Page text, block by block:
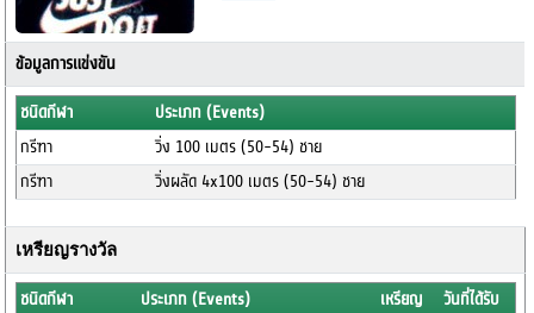
ข้อมูลการแข่งขัน
ชนิดกีฬา
ประเภท (Events)
กรีฑา
วิ่ง 100 เมตร (50-54) ชาย
กรีฑา
วิ่งผลัด 4x100 เมตร (50-54) ชาย
เหรียญรางวัล
ชนิดกีฬา ประเภท (Events)
เหรียญ
วันที่ได้รับ